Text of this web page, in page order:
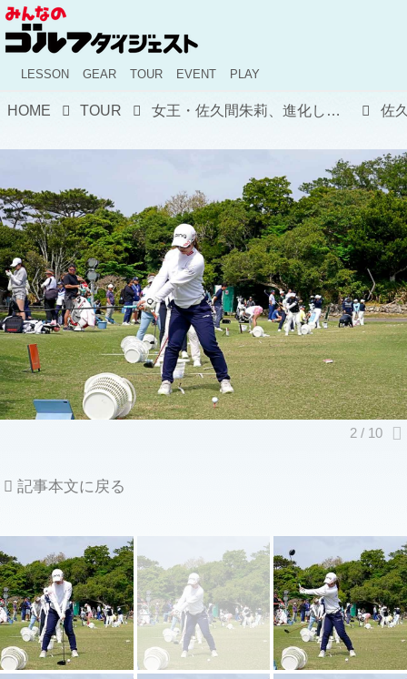
LESSON GEAR TOUR EVENT PLAY
HOME TOUR 女王・佐久間朱莉、進化したウェッジ技でコースレコードタイの『62』! 17位から貫禄の単独トップ浮上【国内女子ツアー】
記事本文に戻る